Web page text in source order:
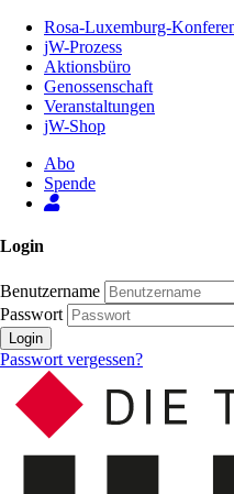
Inhalt
Seite
Rosa-Luxemburg-
jW-Prozess
Aktionsbüro
Genossenschaft
Veranstaltungen
jW-Shop
Abo
Spende
Login
Benutzername
Passwort
Login
Passwort vergessen?